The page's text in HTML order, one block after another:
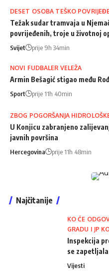
DESET OSOBA TEŠKO
Težak sudar tramvaja u
povrijeđenih, troje u životnoj
Svijet prije 9h 34min
NOVI FUDBALER VELEŽA
Armin Bešagić stigao među
Sport prije 11h 40min
ZBOG POGORŠANJA
U Konjicu zabranjeno
javnih površina
Hercegovina prije 11h 48min
Najčitanije
KO ĆE
GRADU I JP
Inspekcija
se
Vijesti